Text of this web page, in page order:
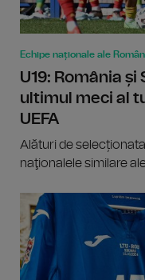
Echipe naționale ale
U19: România
ultimul meci al
UEFA
Alături de
naţionalele similare